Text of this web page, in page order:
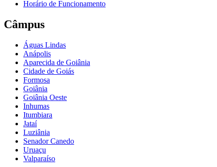
Horário de Funcionamento
Câmpus
Águas Lindas
Anápolis
Aparecida de Goiânia
Cidade de Goiás
Formosa
Goiânia
Goiânia Oeste
Inhumas
Itumbiara
Jataí
Luziânia
Senador Canedo
Uruaçu
Valparaíso